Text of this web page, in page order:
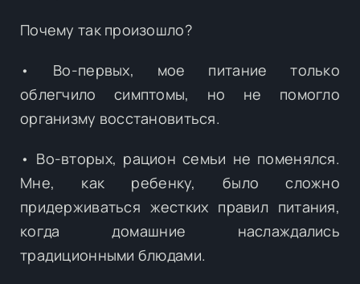
Почему так произошло?
• Во-первых, мое питание только
облегчило симптомы, но не помогло
организму восстановиться.
• Во-вторых, рацион семьи не поменялся.
Мне, как ребенку, было сложно
придерживаться жестких правил питания,
когда домашние наслаждались
традиционными блюдами.